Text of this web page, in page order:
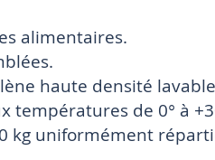
alimentaires.
haute densité
températures de 0° à
kg uniformément